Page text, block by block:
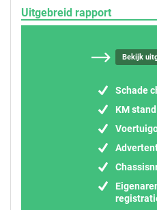
Uitgebreid rapport
Bekijk
Schade
KM